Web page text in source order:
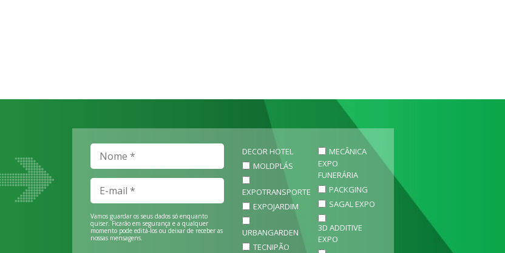
Vamos guardar os seus dados só enquanto
quiser. Ficarão em segurança e a qualquer
momento pode editá-los ou deixar de receber as
nossas mensagens.
DECOR HOTEL
MOLDPLÁS
EXPOTRANSPORTE
EXPOJARDIM
URBANGARDEN
TECNIPÃO
MECÂNICA
EXPO
FUNERÁRIA
PACKGING
SAGAL EXPO
3D ADDITIVE
EXPO